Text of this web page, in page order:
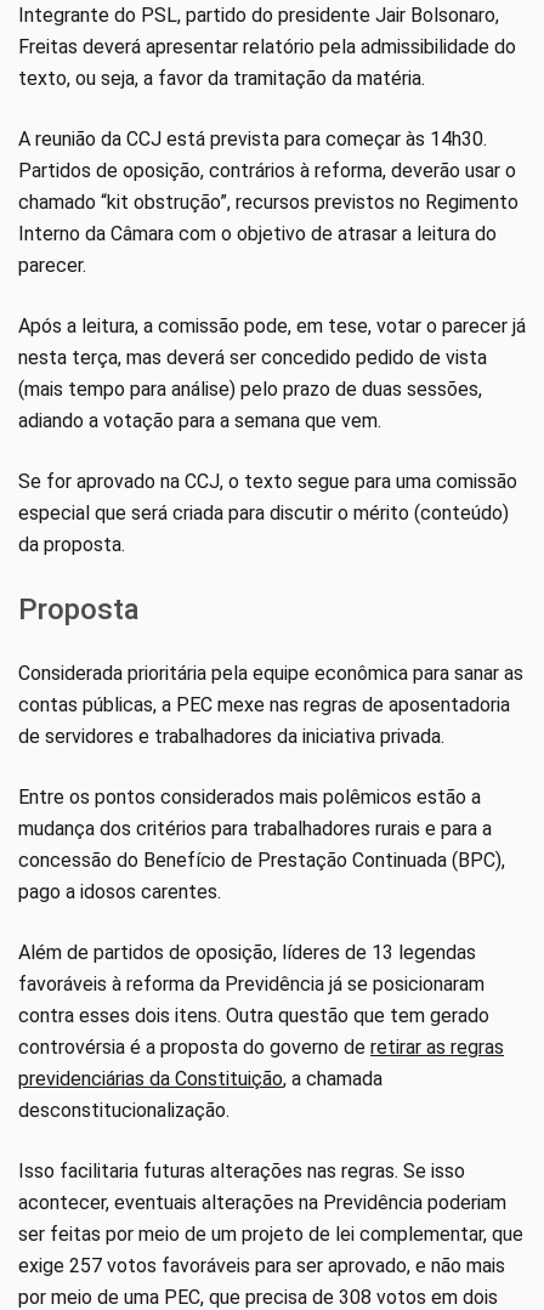
Integrante do PSL, partido do presidente Jair Bolsonaro,
Freitas deverá apresentar relatório pela admissibilidade do
texto, ou seja, a favor da tramitação da matéria.
A reunião da CCJ está prevista para começar às 14h30.
Partidos de oposição, contrários à reforma, deverão usar o
chamado “kit obstrução”, recursos previstos no Regimento
Interno da Câmara com o objetivo de atrasar a leitura do
parecer.
Após a leitura, a comissão pode, em tese, votar o parecer já
nesta terça, mas deverá ser concedido pedido de vista
(mais tempo para análise) pelo prazo de duas sessões,
adiando a votação para a semana que vem.
Se for aprovado na CCJ, o texto segue para uma comissão
especial que será criada para discutir o mérito (conteúdo)
da proposta.
Proposta
Considerada prioritária pela equipe econômica para sanar as
contas públicas, a PEC mexe nas regras de aposentadoria
de servidores e trabalhadores da iniciativa privada.
Entre os pontos considerados mais polêmicos estão a
mudança dos critérios para trabalhadores rurais e para a
concessão do Benefício de Prestação Continuada (BPC),
pago a idosos carentes.
Além de partidos de oposição, líderes de 13 legendas
favoráveis à reforma da Previdência já se posicionaram
contra esses dois itens. Outra questão que tem gerado
controvérsia é a proposta do governo de retirar as regras
previdenciárias da Constituição, a chamada
desconstitucionalização.
Isso facilitaria futuras alterações nas regras. Se isso
acontecer, eventuais alterações na Previdência poderiam
ser feitas por meio de um projeto de lei complementar, que
exige 257 votos favoráveis para ser aprovado, e não mais
por meio de uma PEC, que precisa de 308 votos em dois